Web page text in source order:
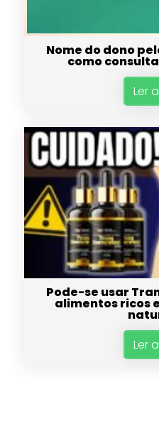
Nome do dono
como
Ler
Pode-se usar
alimentos ricos
Ler